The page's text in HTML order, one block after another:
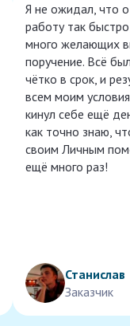
Я не ожидал, что
работу так
много желающих
поручение. Всё
чётко в срок, и
всем моим
кинул себе ещё
как точно знаю,
своим Личным
ещё много раз!
Станислав
Заказчик